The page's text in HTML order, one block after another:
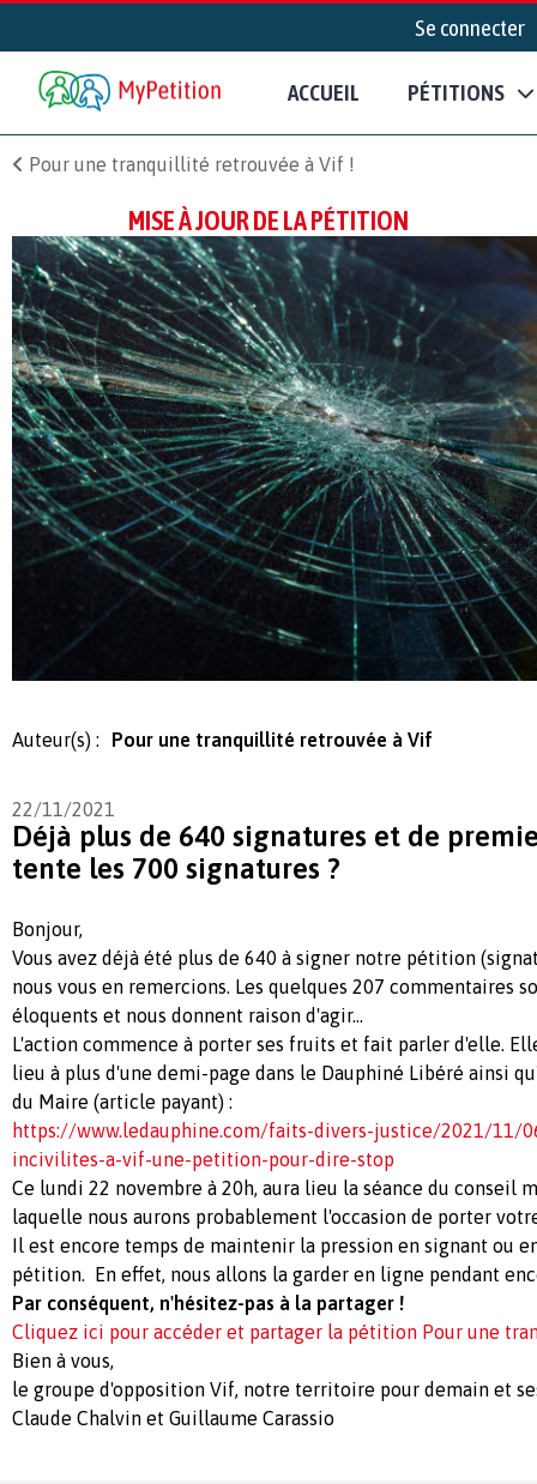
Se connecter
ACCUEIL PÉTITIONS
Pour une tranquillité retrouvée à Vif !
MISE À JOUR DE LA PÉTITION
Auteur(s) : Pour une tranquillité retrouvée à Vif
22/11/2021
Déjà plus de 640 signatures et de
tente les 700 signatures ?
Bonjour,
Vous avez déjà été plus de 640 à signer notre pétition
nous vous en remercions. Les quelques 207 commentaires
éloquents et nous donnent raison d'agir...
L'action commence à porter ses fruits et fait parler d'elle.
lieu à plus d'une demi-page dans le Dauphiné Libéré ainsi
du Maire (article payant) :
https://www.ledauphine.com/faits-divers-justice/2021/11/
incivilites-a-vif-une-petition-pour-dire-stop
Ce lundi 22 novembre à 20h, aura lieu la séance du conseil
laquelle nous aurons probablement l'occasion de porter
Il est encore temps de maintenir la pression en signant ou
pétition. En effet, nous allons la garder en ligne pendant
Par conséquent, n'hésitez-pas à la partager !
Cliquez ici pour accéder et partager la pétition Pour une
Bien à vous,
le groupe d'opposition Vif, notre territoire pour demain et
Claude Chalvin et Guillaume Carassio